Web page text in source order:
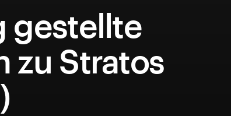
gestellte
zu Stratos